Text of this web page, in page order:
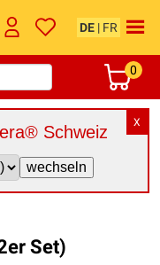
DE | FR
0
X
Schweiz
Set)